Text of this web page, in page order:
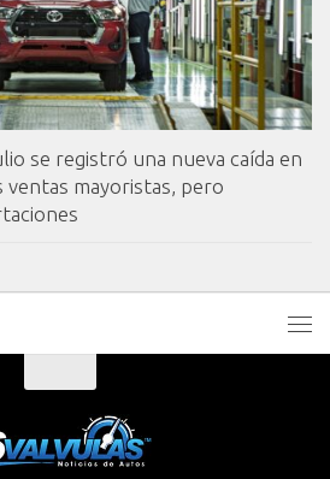
se registró una nueva caída en
ventas mayoristas, pero